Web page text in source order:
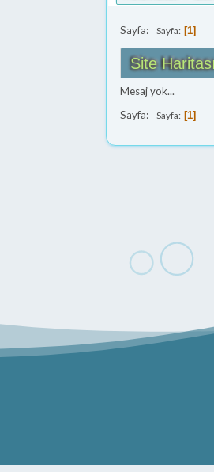
Sayfa: Sayfa 1
Site
Mesaj yok...
Sayfa:
Sayfa 1